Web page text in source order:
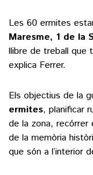
Les 60 ermites
Maresme, 1 de la
llibre de treball que
explica Ferrer.
Els objectius de la
ermites, planificar
de la zona, recórrer
de la memòria
que són a l’interior